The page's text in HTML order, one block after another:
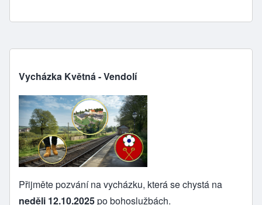
Vycházka Květná - Vendolí
Přijměte pozvání na vycházku, která se chystá na
neděli 12.10.2025po bohoslužbách.